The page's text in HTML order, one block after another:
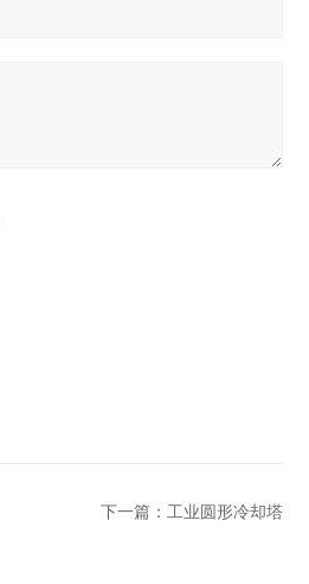
下一篇： 工业圆形冷却塔